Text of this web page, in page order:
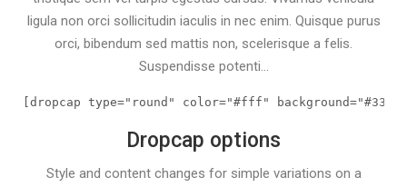
ligula non orci sollicitudin iaculis in nec enim. Quisque purus
orci, bibendum sed mattis non, scelerisque a felis.
Suspendisse potenti…
[dropcap type="round" color="#fff"
Dropcap options
Style and content changes for simple variations on a